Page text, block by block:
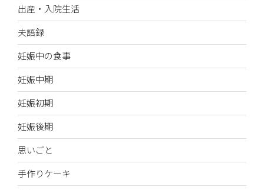
出産・入院生活
夫語録
妊娠中の食事
妊娠中期
妊娠初期
妊娠後期
思いごと
手作りケーキ